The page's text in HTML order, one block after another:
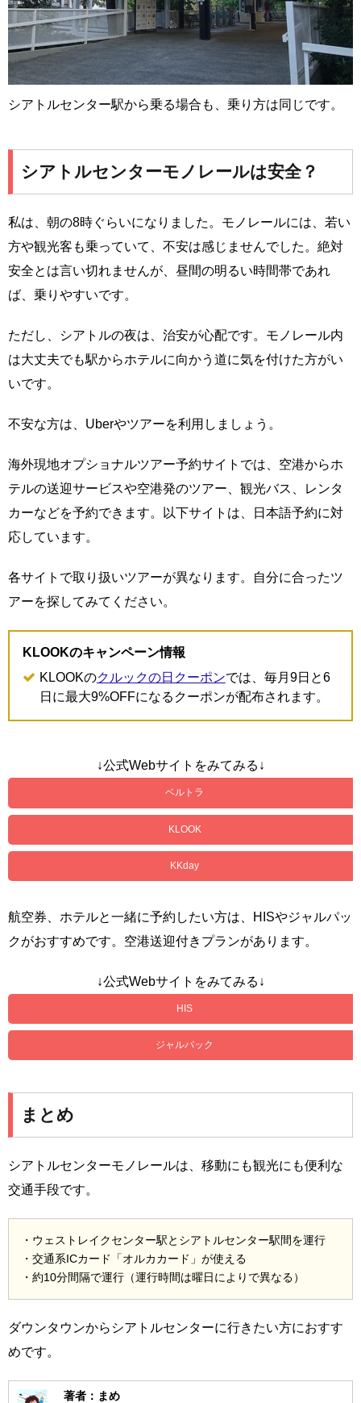
シアトルセンター駅から乗る場合も、乗り方は同じです。
シアトルセンターモノレールは安全？
私は、朝の8時ぐらいになりました。モノレールには、若い
方や観光客も乗っていて、不安は感じませんでした。絶対
安全とは言い切れませんが、昼間の明るい時間帯であれ
ば、乗りやすいです。
ただし、シアトルの夜は、治安が心配です。モノレール内
は大丈夫でも駅からホテルに向かう道に気を付けた方がい
いです。
不安な方は、Uberやツアーを利用しましょう。
海外現地オプショナルツアー予約サイトでは、空港からホ
テルの送迎サービスや空港発のツアー、観光バス、レンタ
カーなどを予約できます。以下サイトは、日本語予約に対
応しています。
各サイトで取り扱いツアーが異なります。自分に合ったツ
アーを探してみてください。
KLOOKのキャンペーン情報
KLOOKのクルックの日クーポンでは、毎月9日と6
日に最大9%OFFになるクーポンが配布されます。
↓公式Webサイトをみてみる↓
ベルトラ
KLOOK
KKday
航空券、ホテルと一緒に予約したい方は、HISやジャルパッ
クがおすすめです。空港送迎付きプランがあります。
↓公式Webサイトをみてみる↓
HIS
ジャルパック
まとめ
シアトルセンターモノレールは、移動にも観光にも便利な
交通手段です。
・ウェストレイクセンター駅とシアトルセンター駅間を運行
・交通系ICカード「オルカカード」が使える
・約10分間隔で運行（運行時間は曜日によりで異なる）
ダウンタウンからシアトルセンターに行きたい方におすす
めです。
著者：まめ